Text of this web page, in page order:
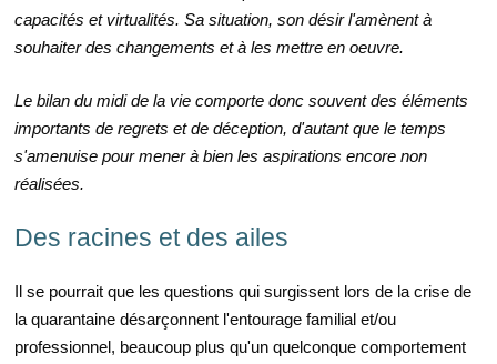
capacités et virtualités. Sa situation, son désir l'amènent à
souhaiter des changements et à les mettre en oeuvre.
Le bilan du midi de la vie comporte donc souvent des éléments
importants de regrets et de déception, d'autant que le temps
s'amenuise pour mener à bien les aspirations encore non
réalisées.
Des racines et des ailes
Il se pourrait que les questions qui surgissent lors de la crise de
la quarantaine désarçonnent l'entourage familial et/ou
professionnel, beaucoup plus qu'un quelconque comportement